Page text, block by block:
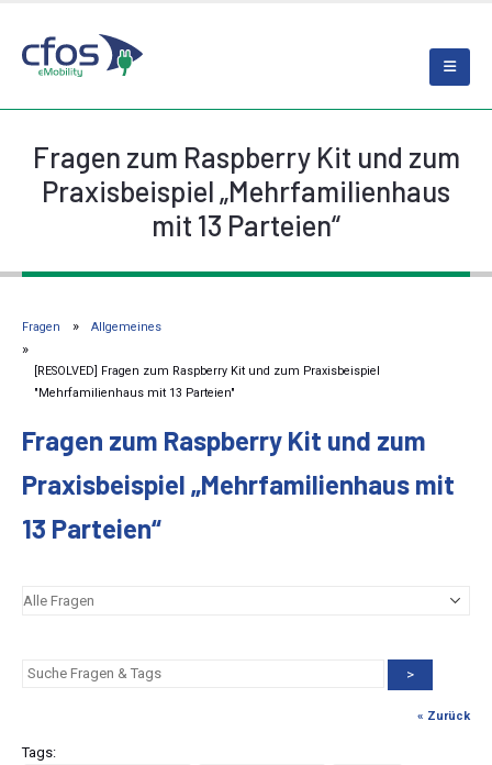
Fragen zum Raspberry Kit und zum
Praxisbeispiel „Mehrfamilienhaus
mit 13 Parteien“
Fragen Allgemeines
[RESOLVED] Fragen zum Raspberry Kit und zum Praxisbeispiel
"Mehrfamilienhaus mit 13 Parteien"
Fragen zum Raspberry Kit und zum
Praxisbeispiel „Mehrfamilienhaus mit
13 Parteien“
>
« Zurück
Tags: